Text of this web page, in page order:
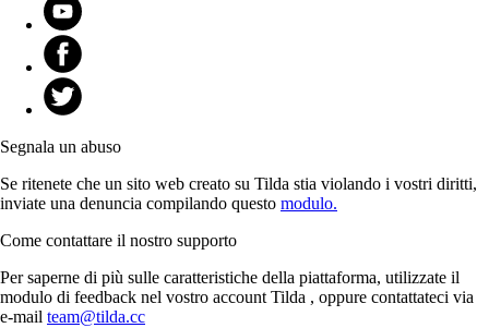
Segnala un abuso
Se ritenete che un sito web creato su Tilda stia violando i vostri diritti,
inviate una denuncia compilando questo modulo.
Come contattare il nostro supporto
Per saperne di più sulle caratteristiche della piattaforma, utilizzate il
modulo di feedback nel vostro account Tilda , oppure contattateci via
e-mail team@tilda.cc